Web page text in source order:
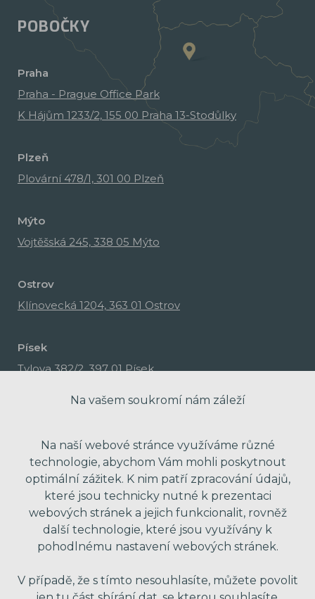
POBOČKY
Praha
Praha - Prague Office Park
K Hájům 1233/2, 155 00 Praha 13-Stodůlky
Plzeň
Plovární 478/1, 301 00 Plzeň
Mýto
Vojtěšská 245, 338 05 Mýto
Ostrov
Klínovecká 1204, 363 01 Ostrov
Písek
Tylova 382/2, 397 01 Písek
Na vašem soukromí nám záleží
Na naší webové stránce využíváme různé
technologie, abychom Vám mohli poskytnout
optimální zážitek. K nim patří zpracování údajů,
které jsou technicky nutné k prezentaci
webových stránek a jejich funkcionalit, rovněž
další technologie, které jsou využívány k
pohodlnému nastavení webových stránek.
V případě, že s tímto nesouhlasíte, můžete povolit